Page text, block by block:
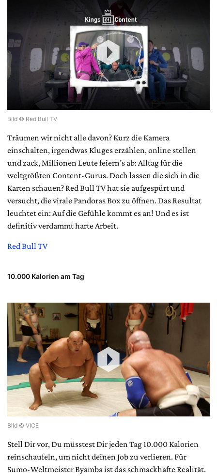
Bild © Red Bull TV
Träumen wir nicht alle davon? Kurz die Kamera
einschalten, irgendwas Kluges erzählen, online stellen
und zack, Millionen Leute feiern’s ab: Alltag für die
weltgrößten Content-Gurus. Doch lassen die sich in die
Karten schauen? Red Bull TV hat sie aufgespürt und
versucht, die virale Pandoras Box zu öffnen. Das Resultat
leuchtet ein: Auf die Gefühle kommt es an! Und es ist
definitiv verdammt harte Arbeit.
Red Bull TV
10.000 Kalorien am Tag
Bild © VICE
Stell Dir vor, Du müsstest Dir jeden Tag 10.000 Kalorien
reinschaufeln, um nicht deinen Job zu verlieren. Für
Sumo-Weltmeister Byamba ist das schmackhafte Realität.